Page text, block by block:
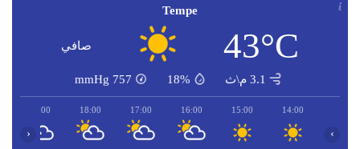
Tempe
43°C صافي
3.1 م\ث 18%
757
mmHg
14:00
15:00
16:00
17:00
18:00
19:00
‹ ›